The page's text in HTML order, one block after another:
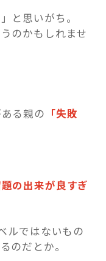
と思いがち。
のかもしれませ
る親の 「失敗
題の出来が良すぎ
ルではないもの
のだとか。